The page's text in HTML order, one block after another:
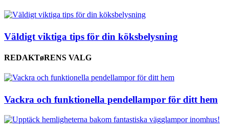
Väldigt viktiga tips för din köksbelysning
REDAKTøRENS VALG
Vackra och funktionella pendellampor för ditt hem